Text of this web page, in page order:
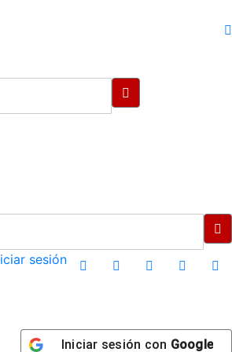
sesión
Iniciar sesión con Google